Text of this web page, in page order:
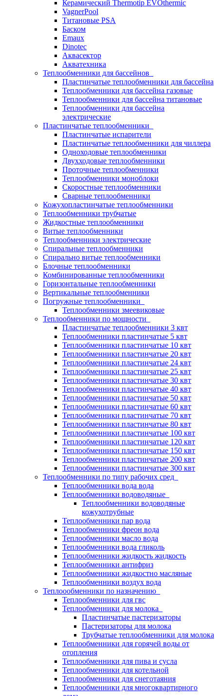
Керамический Thermotip EVOthermic
VagnerPool
Титановые PSA
Баском
Emaux
Dinotec
Аквасектор
Акватехника
Теплообменники для бассейнов
Пластинчатые теплообменники для бассейна
Теплообменники для бассейна газовые
Теплообменники для бассейна титановые
Теплообменники для бассейна
электрические
Пластинчатые теплообменники
Пластинчатые испарители
Пластинчатые теплообменники для чиллера
Одноходовые теплообменники
Двухходовые теплообменники
Проточные теплообменники
Теплообменники моноблоки
Скоростные теплообменники
Сварные теплообменники
Кожухопластинчатые теплообменники
Теплообменники трубчатые
Жидкостные теплообменники
Витые теплообменники
Теплообменники электрические
Спиральные теплообменники
Спирально витые теплообменники
Блочные теплообменники
Комбинированные теплообменники
Горизонтальные теплообменники
Вертикальные теплообменники
Погружные теплообменники
Теплообменники змеевиковые
Теплообменники по мощности
Пластинчатые теплообменники 3 квт
Теплообменники пластинчатые 5 квт
Теплообменники пластинчатые 10 квт
Теплообменники пластинчатые 20 квт
Теплообменники пластинчатые 24 квт
Теплообменники пластинчатые 25 квт
Теплообменники пластинчатые 30 квт
Теплообменники пластинчатые 40 квт
Теплообменники пластинчатые 50 квт
Теплообменники пластинчатые 60 квт
Теплообменники пластинчатые 70 квт
Теплообменники пластинчатые 80 квт
Теплообменники пластинчатые 100 квт
Теплообменники пластинчатые 120 квт
Теплообменники пластинчатые 150 квт
Теплообменники пластинчатые 200 квт
Теплообменники пластинчатые 300 квт
Теплообменники по типу рабочих сред
Теплообменники вода вода
Теплообменники водоводяные
Теплообменники водоводяные
кожухотрубные
Теплообменники пар вода
Теплообменники фреон вода
Теплообменники масло вода
Теплообменники вода гликоль
Теплообменники жидкость жидкость
Теплообменники антифриз
Теплообменники жидкостно масляные
Теплообменники воздух вода
Теплоообменники по назначению
Теплообменники для гвс
Теплообменники для молока
Пластинчатые пастеризаторы
Пастеризаторы для молока
Трубчатые теплообменники для молока
Теплообменники для горячей воды от
отопления
Теплообменники для пива и сусла
Теплообменники для котельной
Теплообменники для снеготаяния
Теплообменники для многоквартирного